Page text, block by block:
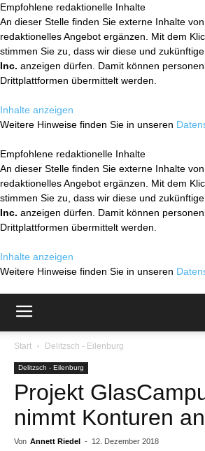
Empfohlene redaktionelle Inhalte
An dieser Stelle finden Sie externe Inhalte von
redaktionelles Angebot ergänzen. Mit dem
stimmen Sie zu, dass wir diese und
Inc. anzeigen dürfen. Damit können
Drittplattformen übermittelt werden.
Inhalte anzeigen
Weitere Hinweise finden Sie in unseren
Empfohlene redaktionelle Inhalte
An dieser Stelle finden Sie externe Inhalte von
redaktionelles Angebot ergänzen. Mit dem
stimmen Sie zu, dass wir diese und
Inc. anzeigen dürfen. Damit können
Drittplattformen übermittelt werden.
Inhalte anzeigen
Weitere Hinweise finden Sie in unseren
Start Delitzsch - Eilenburg
Delitzsch - Eilenburg
Projekt
nimmt Konturen an
Von Annett Riedel - 12. Dezember 2018